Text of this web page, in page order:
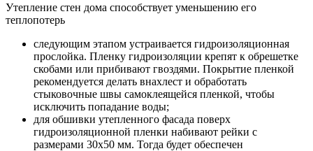
Утепление стен дома способствует уменьшению его
теплопотерь
следующим этапом устраивается гидроизоляционная
прослойка. Пленку гидроизоляции крепят к обрешетке
скобами или прибивают гвоздями. Покрытие пленкой
рекомендуется делать внахлест и обработать
стыковочные швы самоклеящейся пленкой, чтобы
исключить попадание воды;
для обшивки утепленного фасада поверх
гидроизоляционной пленки набивают рейки с
размерами 30х50 мм. Тогда будет обеспечен